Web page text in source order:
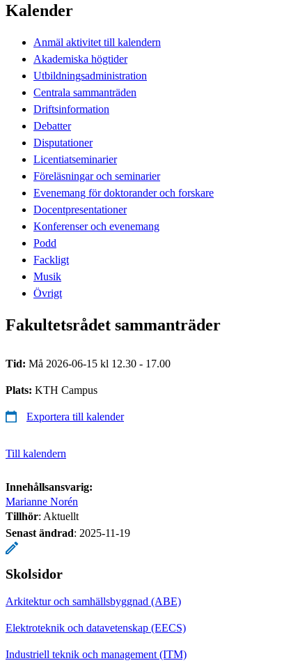
Kalender
Anmäl aktivitet till kalendern
Akademiska högtider
Utbildningsadministration
Centrala sammanträden
Driftsinformation
Debatter
Disputationer
Licentiatseminarier
Föreläsningar och seminarier
Evenemang för doktorander och forskare
Docentpresentationer
Konferenser och evenemang
Podd
Fackligt
Musik
Övrigt
Fakultetsrådet sammanträder
Tid: Må 2026-06-15 kl 12.30 - 17.00
Plats: KTH Campus
Exportera till kalender
Till kalendern
Innehållsansvarig:
Marianne Norén
Tillhör: Aktuellt
Senast ändrad: 2025-11-19
Skolsidor
Arkitektur och samhällsbyggnad (ABE)
Elektroteknik och datavetenskap (EECS)
Industriell teknik och management (ITM)